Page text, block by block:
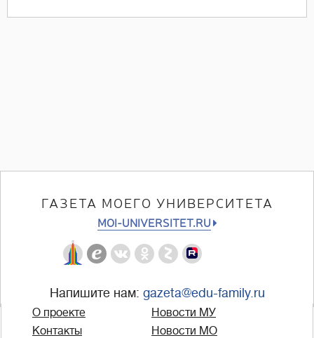
ГАЗЕТА МОЕГО УНИВЕРСИТЕТА
MOI-UNIVERSITET.RU
Напишите нам: gazeta@edu-family.ru
О проекте
Контакты
Новости МУ
Новости МО